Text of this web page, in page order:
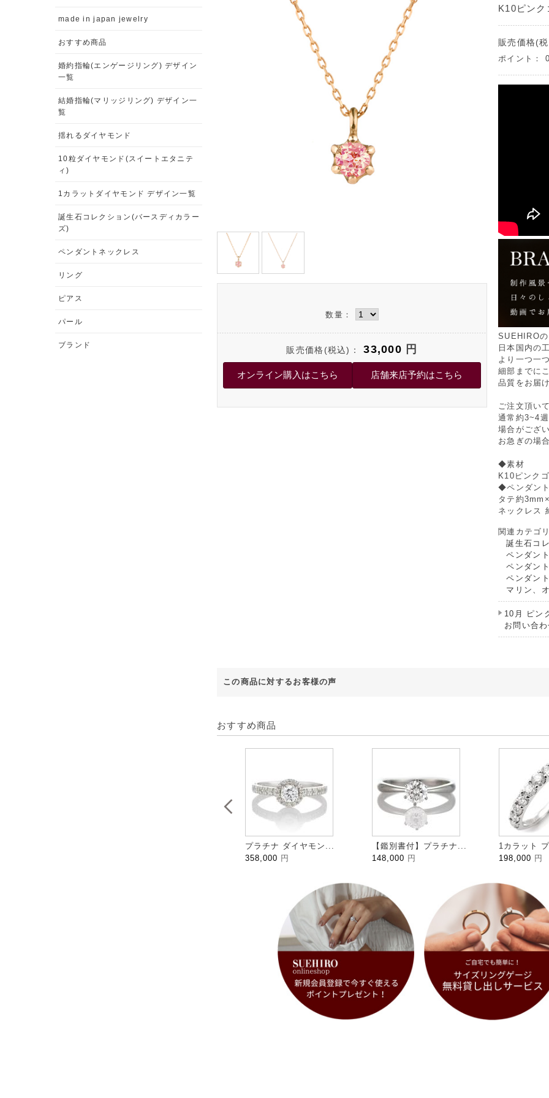
数量：
販売価格(税込)： 33,000 円
K10ピンク
販売価格(
ポイント：
SUEHIRO
日本国内の
より一つ一
細部までに
品質をお届
ご注文頂い
通常約3~4
場合がござ
お急ぎの場
◆素材
K10ピンク
◆ペンダン
タテ約
ネックレス
関連カテゴ
誕生石コ
ペンダン
ペンダン
ペンダン
マリン、
10月 ピン
お問い合
この商品に対するお客様の声
おすすめ商品
プラチナ ダイヤモン...
358,000 円
【鑑別書付】プラチナ...
148,000 円
1カラット
198,000 円
made in japan jewelry
おすすめ商品
婚約指輪(エンゲージリング) デザイン
一覧
結婚指輪(マリッジリング) デザイン一
覧
揺れるダイヤモンド
10粒ダイヤモンド(スイートエタニテ
ィ)
1カラットダイヤモンド デザイン一覧
誕生石コレクション(バースディカラー
ズ)
ペンダントネックレス
リング
ピアス
パール
ブランド